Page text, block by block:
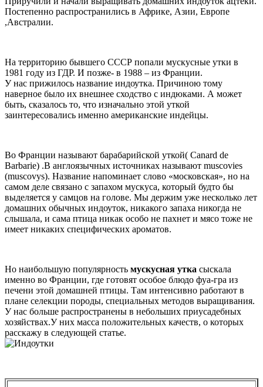
Постепенно распространились в Африке, Азии, Европе
,Австралии.
На территорию бывшего СССР попали мускусные утки в
1981 году из ГДР. И позже- в 1988 – из Франции.
У нас прижилось название индоутка. Причиною тому
наверное было их внешнее сходство с индюками. А может
быть, сказалось то, что изначально этой уткой
заинтересовались именно американские индейцы.
Во Франции называют барабарийской уткой( Canard de
Barbarie) .В англоязычных источниках называют muscovies
(muscovys). Название напоминает слово «московская», но на
самом деле связано с запахом мускуса, который будто бы
выделяется у самцов на голове. Мы держим уже несколько лет
домашних обычных индоуток, никакого запаха никогда не
слышала, и сама птица никак особо не пахнет и мясо тоже не
имеет никаких специфических ароматов.
Но наибольшую популярность мускусная утка сыскала
именно во Франции, где готовят особое блюдо фуа-гра из
печени этой домашней птицы. Там интенсивно работают в
плане селекции породы, специальных методов выращивания.
У нас больше распространены в небольших приусадебных
хозяйствах.У них масса положительных качеств, о которых
расскажу в следующей статье.